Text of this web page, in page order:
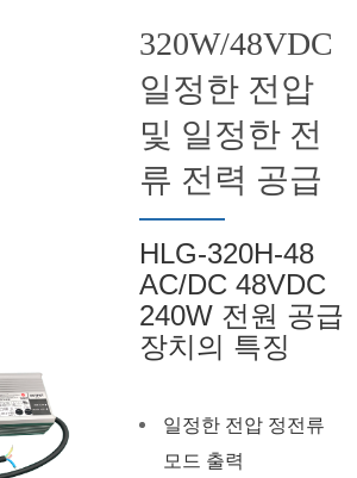
320W/48VDC
일정한 전압
및 일정한 전
류 전력 공급
HLG-320H-48
AC/DC 48VDC
240W 전원 공급
장치의 특징
일정한 전압 정전류
모드 출력